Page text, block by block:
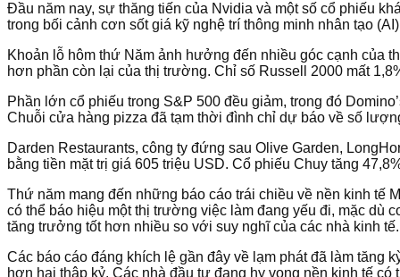
Đầu năm nay, sự thăng tiến của Nvidia và một số cổ phiếu
trong bối cảnh cơn sốt giá kỹ nghệ trí thông minh nhân tạo
Khoản lỗ hôm thứ Năm ảnh hưởng đến nhiều góc cạnh của
hơn phần còn lại của thị trường. Chỉ số Russell 2000 mất
Phần lớn cổ phiếu trong S&P 500 đều giảm, trong đó
Chuỗi cửa hàng pizza đã tạm thời đình chỉ dự báo về số
Darden Restaurants, công ty đứng sau Olive Garden,
bằng tiền mặt trị giá 605 triệu USD. Cổ phiếu Chuy tăng
Thứ năm mang đến những báo cáo trái chiều về nền kinh tế
có thể báo hiệu một thị trường việc làm đang yếu đi, mặc dù
tăng trưởng tốt hơn nhiều so với suy nghĩ của các nhà kinh tế.
Các báo cáo đáng khích lệ gần đây về lạm phát đã làm tăng
hơn hai thập kỷ. Các nhà đầu tư đang hy vọng nền kinh tế